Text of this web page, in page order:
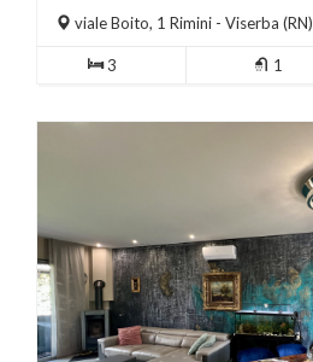
viale Boito, 1 Rimini - Viserba (RN)
3 1